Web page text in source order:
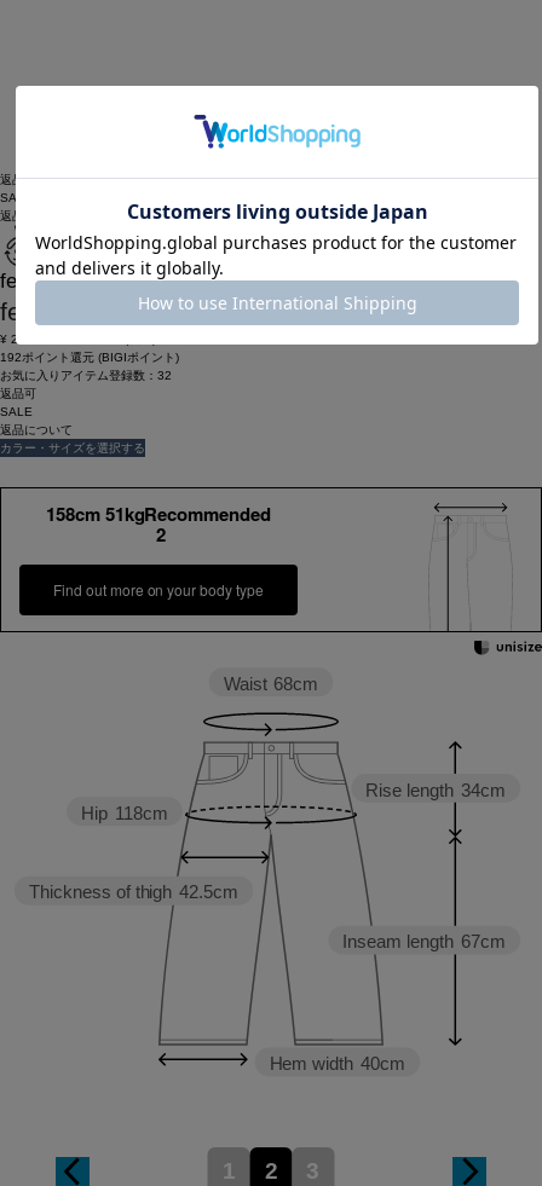
返品可
SALE
返品について
feerique
feerique タスランナイロンパンツ
¥ 26,400
192ポイント還元 (BIGIポイント)
お気に入りアイテム登録数： 32
返品可
SALE
返品について
カラー・サイズを選択する
158cm 51kgRecommended
2
Find out more on your body type
Inseam length 67cm
Rise length 34cm
Hem width 40cm
Thickness of thigh 42.5cm
Hip 118cm
Waist 68cm
1 2 3